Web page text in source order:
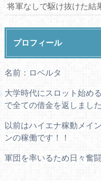
将軍なしで駆け抜けた結
プロフィール
名前：ロベルタ
大学時代にスロット始め
で全ての借金を返しました
以前はハイエナ稼動メイ
ンの稼働です！！
軍団を率いるため日々奮